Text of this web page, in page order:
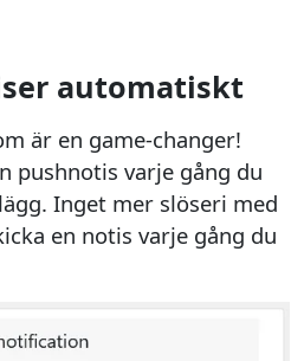
automatiskt
är en game-changer!
pushnotis varje gång du
Inget mer slöseri med
en notis varje gång du